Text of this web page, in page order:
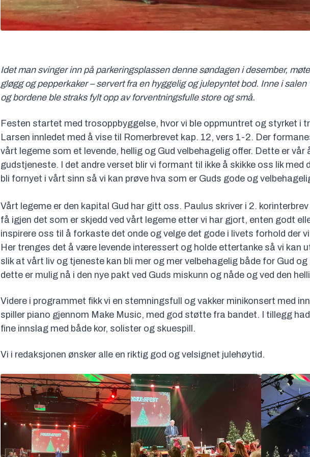
Idet man svinger inn på parkeringsplassen denne søndagen i desember,
gløgg og pepperkaker – servert fra en hyggelig og julepyntet bod. Inne i salen
og bordene ble straks fylt opp av forventningsfulle store og små.
Festen startet med trosoppbyggelse, hvor vi ble oppmuntret og styrket i
Larsen innledet med å vise til Romerbrevet kap. 12, vers 1-2. Der
vårt legeme som et levende, hellig og Gud velbehagelig offer. Dette er vår
gudstjeneste. I det andre verset blir vi formant til ikke å skikke oss lik med
bli fornyet i vårt sinn så vi kan prøve hva som er Guds gode og
Vårt legeme er den kapital Gud har gitt oss. Paulus skriver i 2.
få igjen det som er skjedd ved vårt legeme etter vi har gjort, enten godt
inspirere oss til å forkaste det onde og velge det gode i livets forhold der
Her trenges det å være levende interessert og holde ettertanke så vi kan
slik at vårt liv og tjeneste kan bli mer og mer velbehagelig både for Gud og
dette er mulig nå i den nye pakt ved Guds miskunn og nåde og ved den
Videre i programmet fikk vi en stemningsfull og vakker minikonsert med
spiller piano gjennom Make Music, med god støtte fra bandet. I tillegg
fine innslag med både kor, solister og skuespill.
Vi i redaksjonen ønsker alle en riktig god og velsignet julehøytid.